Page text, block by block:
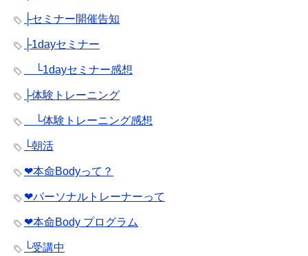
├セミナー開催告知
├1dayセミナー
└1dayセミナー感想
├体験トレーニング
└体験トレーニング感想
└朝活
❤︎本命Bodyって？
❤︎パーソナルトレーナーって
❤︎本命Body プログラム
└受講中